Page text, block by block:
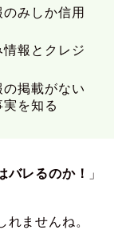
みしか信用
報とクレジ
掲載がない
を知る
バレるのか！ 」
ませんね。